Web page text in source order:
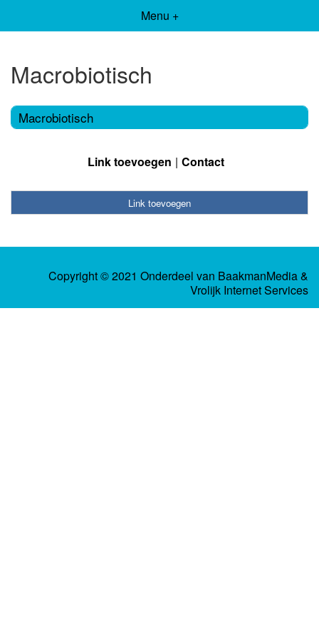
Menu +
Macrobiotisch
Macrobiotisch
Link toevoegen Contact
Link toevoegen
Copyright © 2021 Onderdeel van BaakmanMedia&
Vrolijk Internet Services